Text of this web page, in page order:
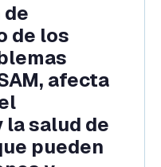
de los
afecta
salud de
pueden